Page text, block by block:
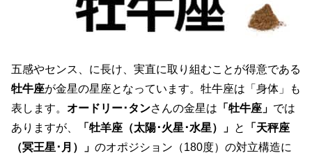
五感やセンス、に長け、実直に取り組むことが得意である
牡牛座が金星の星座となっています。牡牛座は「身体」も
表します。 オードリー･タンさんの金星は 「牡牛座」 では
ありますが、
「牡羊座（太陽･火星･水星）」 と
「天秤座
（冥王星･月）」 のオポジション（180度）の対立構造に